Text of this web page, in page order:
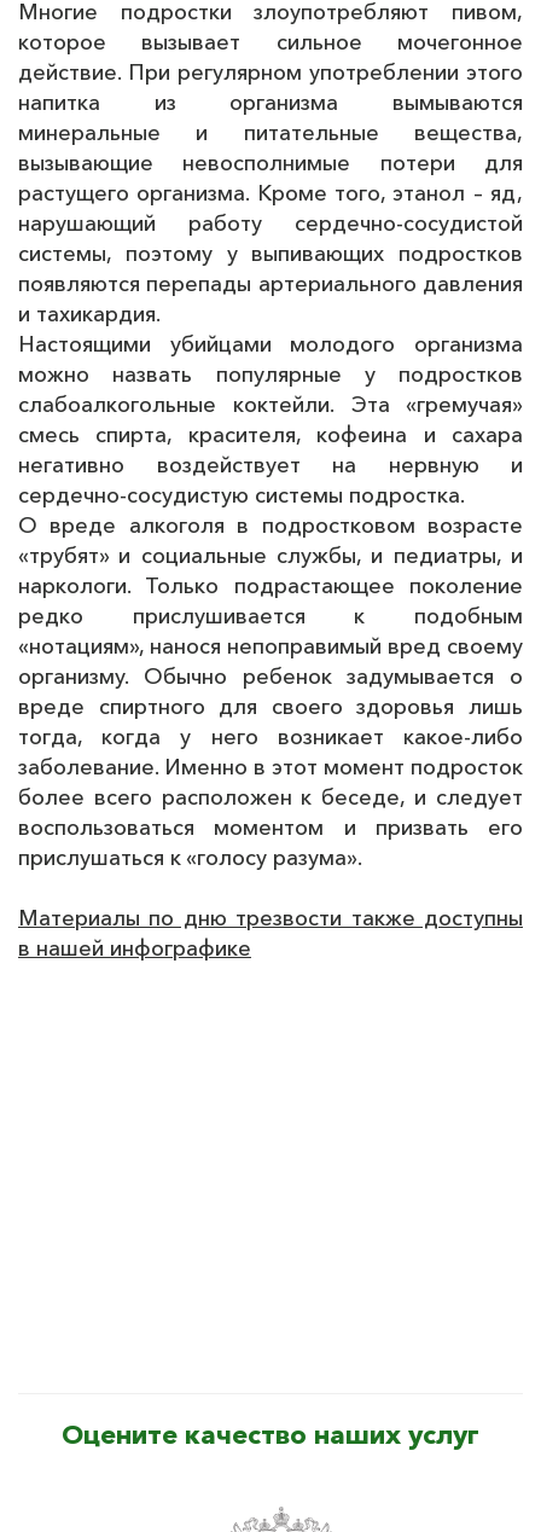
Многие подростки злоупотребляют пивом,
которое вызывает сильное мочегонное
действие. При регулярном употреблении этого
напитка из организма вымываются
минеральные и питательные вещества,
вызывающие невосполнимые потери для
растущего организма. Кроме того, этанол – яд,
нарушающий работу сердечно-сосудистой
системы, поэтому у выпивающих подростков
появляются перепады артериального давления
и тахикардия.
Настоящими убийцами молодого организма
можно назвать популярные у подростков
слабоалкогольные коктейли. Эта «гремучая»
смесь спирта, красителя, кофеина и сахара
негативно воздействует на нервную и
сердечно-сосудистую системы подростка.
О вреде алкоголя в подростковом возрасте
«трубят» и социальные службы, и педиатры, и
наркологи. Только подрастающее поколение
редко прислушивается к подобным
«нотациям», нанося непоправимый вред своему
организму. Обычно ребенок задумывается о
вреде спиртного для своего здоровья лишь
тогда, когда у него возникает какое-либо
заболевание. Именно в этот момент подросток
более всего расположен к беседе, и следует
воспользоваться моментом и призвать его
прислушаться к «голосу разума».
Материалы по дню трезвости также доступны
в нашей инфографике
Оцените качество наших услуг